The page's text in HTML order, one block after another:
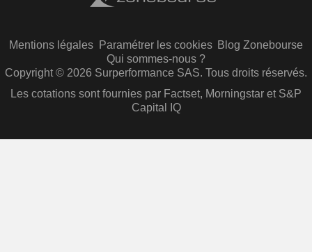
Mentions légales Paramétrer les cookies Blog Zonebourse
Qui sommes-nous ?
Copyright © 2026 Surperformance SAS. Tous droits réservés.
Les cotations sont fournies par Factset, Morningstar et S&P
Capital IQ